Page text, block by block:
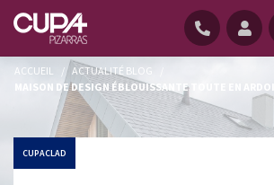
ACCUEIL / ACTUALITÉ BLOG
MAISON DE DESIGN ÉBLOUISSANTE TOUTE EN
CUPACLAD